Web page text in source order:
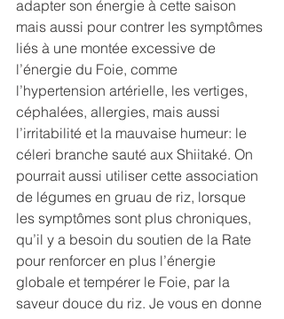
adapter son énergie à cette saison
mais aussi pour contrer les symptômes
liés à une montée excessive de
l’énergie du Foie, comme
l’hypertension artérielle, les vertiges,
céphalées, allergies, mais aussi
l’irritabilité et la mauvaise humeur: le
céleri branche sauté aux Shiitaké. On
pourrait aussi utiliser cette association
de légumes en gruau de riz, lorsque
les symptômes sont plus chroniques,
qu’il y a besoin du soutien de la Rate
pour renforcer en plus l’énergie
globale et tempérer le Foie, par la
saveur douce du riz. Je vous en donne